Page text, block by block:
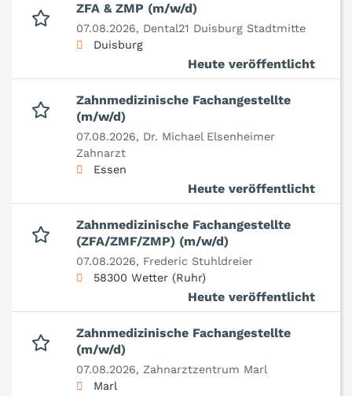
ZFA & ZMP (m/w/d)
07.08.2026, Dental21 Duisburg Stadtmitte
Duisburg
Heute veröffentlicht
Zahnmedizinische Fachangestellte
(m/w/d)
07.08.2026, Dr. Michael Elsenheimer
Zahnarzt
Essen
Heute veröffentlicht
Zahnmedizinische Fachangestellte
(ZFA/ZMF/ZMP) (m/w/d)
07.08.2026, Frederic Stuhldreier
58300 Wetter (Ruhr)
Heute veröffentlicht
Zahnmedizinische Fachangestellte
(m/w/d)
07.08.2026, Zahnarztzentrum Marl
Marl